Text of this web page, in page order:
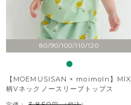
80/90/100/110/120
【MOEMUSISAN × moimoln】MIX
柄Vネックノースリーブトップス